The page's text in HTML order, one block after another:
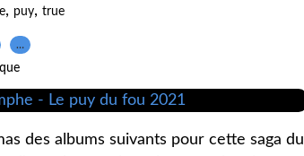
, puy, true
…
des albums suivants pour cette saga du